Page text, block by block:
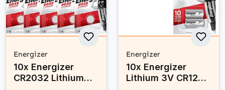
Energizer
10x Energizer
CR2032 Lithium
Energizer
10x Energizer
Lithium 3V CR123A